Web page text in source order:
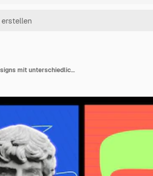
Statuen-Storis-Vorlagen sind Vektoren lebendiger Designs mit unterschiedlichen Texturen und trendigen Collagen